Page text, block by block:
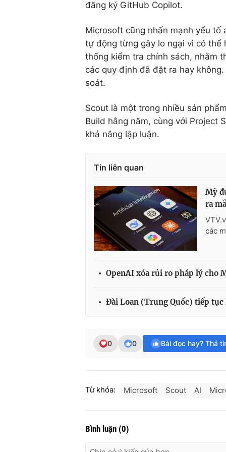
đăng ký GitHub Copilot.
Microsoft cũng nhấn mạnh yếu tố
tự động từng gây lo ngại vì có thể
thống kiểm tra chính sách, nhằm
các quy định đã đặt ra hay
soát.
Scout là một trong nhiều sản
Build hằng năm, cùng với Project
khả năng lập luận.
Tin liên quan
Mỹ
ra
các
OpenAI xóa rủi ro pháp lý cho
Đài Loan (Trung Quốc) tiếp
0 0 Bài đọc hay? Thả
Từ khóa: Microsoft Scout AI
Bình luận (0)